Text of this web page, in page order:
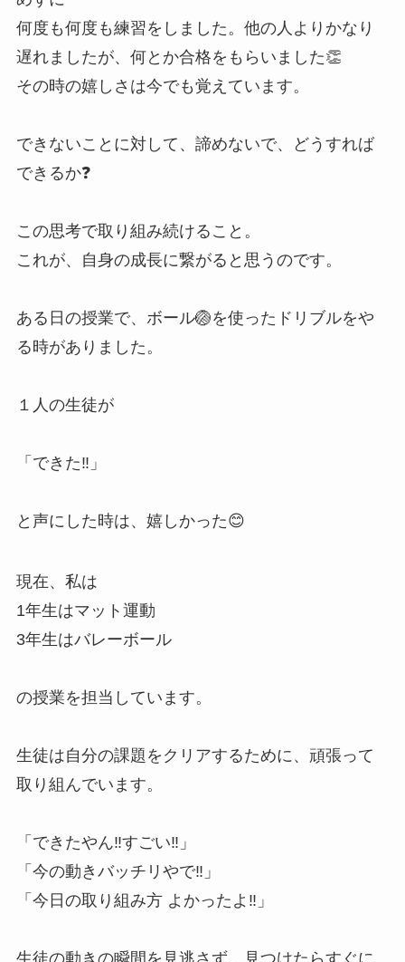
何度も何度も練習をしました。他の人よりかなり
遅れましたが、何とか合格をもらいました👏
その時の嬉しさは今でも覚えています。
できないことに対して、諦めないで、どうすれば
できるか❓
この思考で取り組み続けること。
これが、自身の成長に繋がると思うのです。
ある日の授業で、ボール🏐を使ったドリブルをや
る時がありました。
１人の生徒が
「できた‼️」
と声にした時は、嬉しかった😊
現在、私は
1年生はマット運動
3年生はバレーボール
の授業を担当しています。
生徒は自分の課題をクリアするために、頑張って
取り組んでいます。
「できたやん‼️すごい‼️」
「今の動きバッチリやで‼️」
「今日の取り組み方 よかったよ‼️」